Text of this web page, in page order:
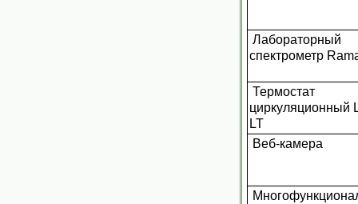
Лабораторный
спектрометр
Термостат
циркуляционный
LT
Веб-камера